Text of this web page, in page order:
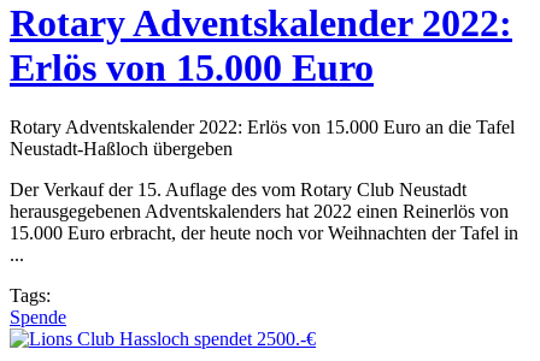
Rotary Adventskalender 2022:
Erlös von 15.000 Euro
Rotary Adventskalender 2022: Erlös von 15.000 Euro an die Tafel
Neustadt-Haßloch übergeben
Der Verkauf der 15. Auflage des vom Rotary Club Neustadt
herausgegebenen Adventskalenders hat 2022 einen Reinerlös von
15.000 Euro erbracht, der heute noch vor Weihnachten der Tafel in
...
Tags:
Spende